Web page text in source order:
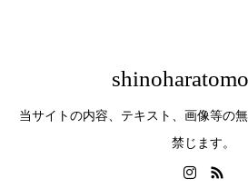
当サイトの内容、テキスト、画像等の
禁じます。